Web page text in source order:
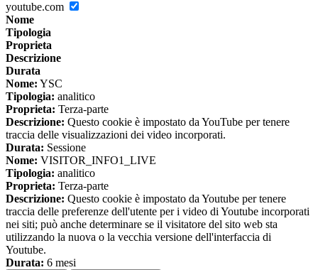
youtube.com
Nome
Tipologia
Proprieta
Descrizione
Durata
Nome: YSC
Tipologia: analitico
Proprieta: Terza-parte
Descrizione: Questo cookie è impostato da YouTube per tenere
traccia delle visualizzazioni dei video incorporati.
Durata: Sessione
Nome: VISITOR_INFO1_LIVE
Tipologia: analitico
Proprieta: Terza-parte
Descrizione: Questo cookie è impostato da Youtube per tenere
traccia delle preferenze dell'utente per i video di Youtube incorporati
nei siti; può anche determinare se il visitatore del sito web sta
utilizzando la nuova o la vecchia versione dell'interfaccia di
Youtube.
Durata: 6 mesi